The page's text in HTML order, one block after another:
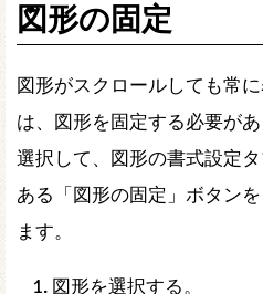
図形の固定
図形がスクロールしても常
は、図形を固定する必要が
選択して、図形の書式設定
ある「図形の固定」ボタン
ます。
図形を選択する。